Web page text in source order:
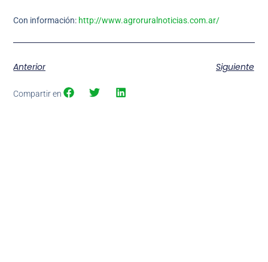
Con información: http://www.agroruralnoticias.com.ar/
Anterior Siguiente
Compartir en